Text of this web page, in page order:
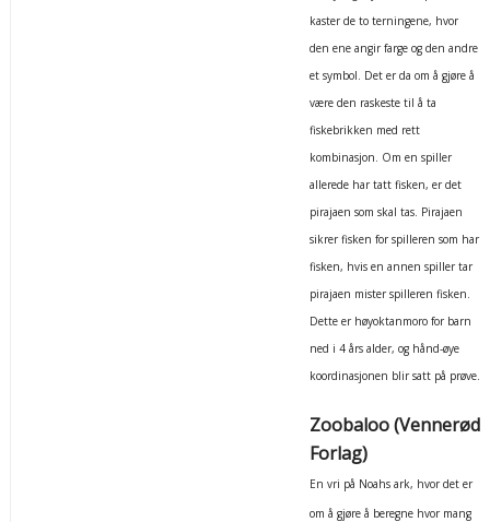
kaster de to terningene, hvor
den ene angir farge og den andre
et symbol. Det er da om å gjøre å
være den raskeste til å ta
fiskebrikken med rett
kombinasjon. Om en spiller
allerede har tatt fisken, er det
pirajaen som skal tas. Pirajaen
sikrer fisken for spilleren som har
fisken, hvis en annen spiller tar
pirajaen mister spilleren fisken.
Dette er høyoktanmoro for barn
ned i 4 års alder, og hånd-øye
koordinasjonen blir satt på prøve.
Zoobaloo (Vennerød
Forlag)
En vri på Noahs ark, hvor det er
om å gjøre å beregne hvor mang